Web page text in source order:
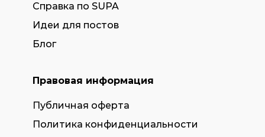
Справка по SUPA
Идеи для постов
Блог
Правовая информация
Публичная оферта
Политика конфиденциальности